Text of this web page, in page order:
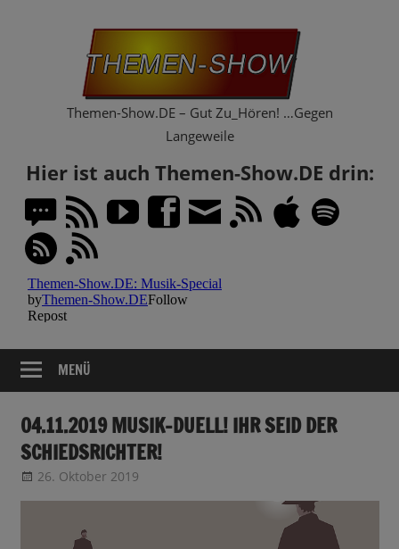
Themen-Show.DE – Gut Zu_Hören! …Gegen
Langeweile
Hier ist auch Themen-Show.DE drin:
MENÜ
04.11.2019 MUSIK-DUELL! IHR SEID DER
SCHIEDSRICHTER!
26. Oktober 2019